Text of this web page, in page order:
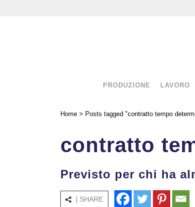
PRODUZIONE LAVORO
Home > Posts tagged "contratto tempo
contratto
Previsto per chi ha
| SHARE